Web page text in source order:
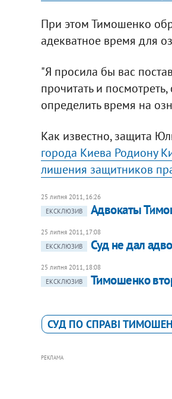
При этом Тимошенко
адекватное время для
"Я просила бы вас
прочитать и
определить время на
Как известно, защита
города Киева Родиону
лишения защитников
25 липня 2011, 16:26
ЕКСКЛЮЗИВ
Адвокаты
25 липня 2011, 17:08
ЕКСКЛЮЗИВ
Суд не дал
25 липня 2011, 18:08
ЕКСКЛЮЗИВ
Тимошенко
СУД ПО СПРАВІ
РЕКЛАМА